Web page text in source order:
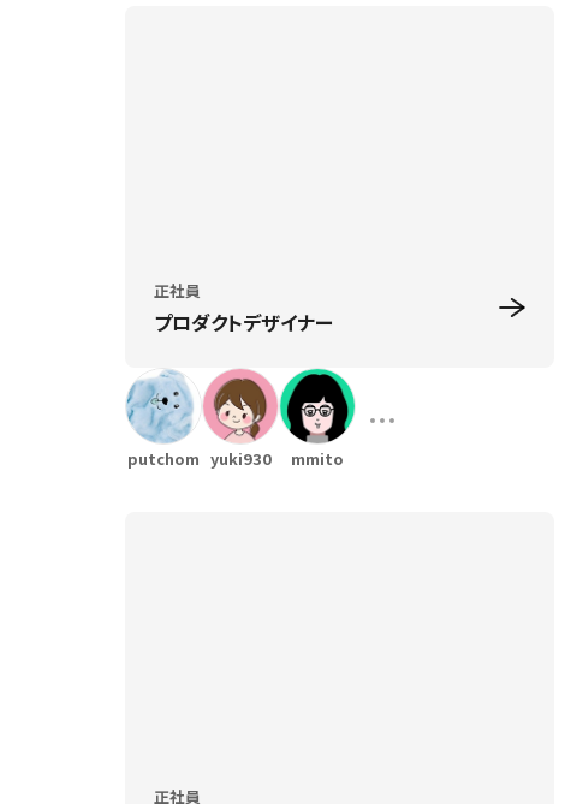
正社員
プロダクトデザイナー
putchom yuki930 mmito
正社員